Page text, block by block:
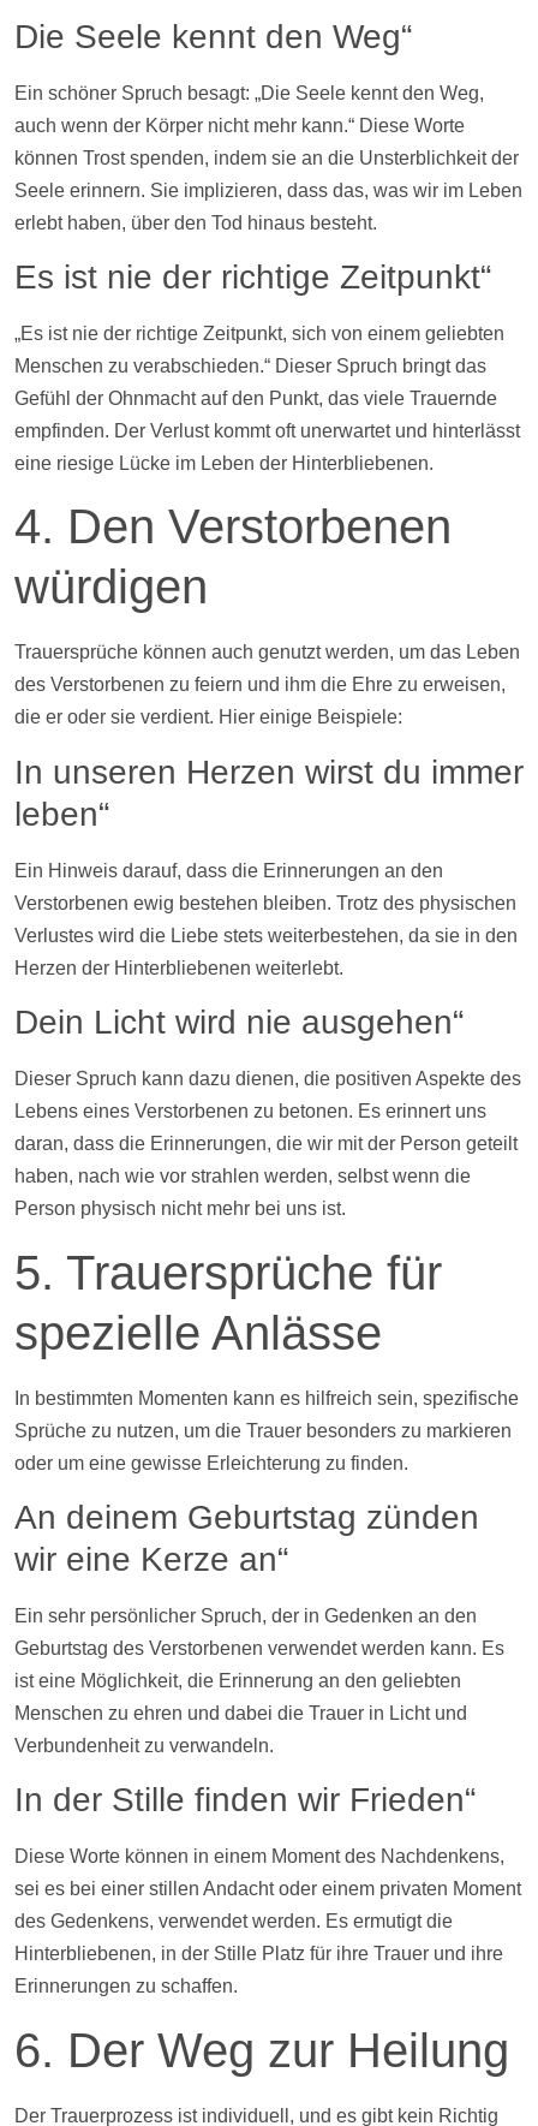
Die Seele kennt den Weg“
Ein schöner Spruch besagt: „Die Seele kennt den Weg,
auch wenn der Körper nicht mehr kann.“ Diese Worte
können Trost spenden, indem sie an die Unsterblichkeit der
Seele erinnern. Sie implizieren, dass das, was wir im Leben
erlebt haben, über den Tod hinaus besteht.
Es ist nie der richtige Zeitpunkt“
„Es ist nie der richtige Zeitpunkt, sich von einem geliebten
Menschen zu verabschieden.“ Dieser Spruch bringt das
Gefühl der Ohnmacht auf den Punkt, das viele Trauernde
empfinden. Der Verlust kommt oft unerwartet und hinterlässt
eine riesige Lücke im Leben der Hinterbliebenen.
4. Den Verstorbenen
würdigen
Trauersprüche können auch genutzt werden, um das Leben
des Verstorbenen zu feiern und ihm die Ehre zu erweisen,
die er oder sie verdient. Hier einige Beispiele:
In unseren Herzen wirst du immer
leben“
Ein Hinweis darauf, dass die Erinnerungen an den
Verstorbenen ewig bestehen bleiben. Trotz des physischen
Verlustes wird die Liebe stets weiterbestehen, da sie in den
Herzen der Hinterbliebenen weiterlebt.
Dein Licht wird nie ausgehen“
Dieser Spruch kann dazu dienen, die positiven Aspekte des
Lebens eines Verstorbenen zu betonen. Es erinnert uns
daran, dass die Erinnerungen, die wir mit der Person geteilt
haben, nach wie vor strahlen werden, selbst wenn die
Person physisch nicht mehr bei uns ist.
5. Trauersprüche für
spezielle Anlässe
In bestimmten Momenten kann es hilfreich sein, spezifische
Sprüche zu nutzen, um die Trauer besonders zu markieren
oder um eine gewisse Erleichterung zu finden.
An deinem Geburtstag zünden
wir eine Kerze an“
Ein sehr persönlicher Spruch, der in Gedenken an den
Geburtstag des Verstorbenen verwendet werden kann. Es
ist eine Möglichkeit, die Erinnerung an den geliebten
Menschen zu ehren und dabei die Trauer in Licht und
Verbundenheit zu verwandeln.
In der Stille finden wir Frieden“
Diese Worte können in einem Moment des Nachdenkens,
sei es bei einer stillen Andacht oder einem privaten Moment
des Gedenkens, verwendet werden. Es ermutigt die
Hinterbliebenen, in der Stille Platz für ihre Trauer und ihre
Erinnerungen zu schaffen.
6. Der Weg zur Heilung
Der Trauerprozess ist individuell, und es gibt kein Richtig